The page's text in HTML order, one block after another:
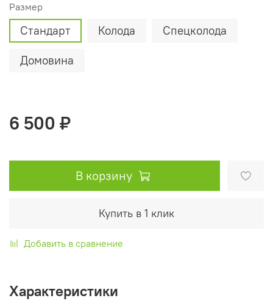
Размер
Стандарт Колода Спецколода
Домовина
6 500 ₽
В корзину
Купить в 1 клик
Добавить в сравнение
Характеристики